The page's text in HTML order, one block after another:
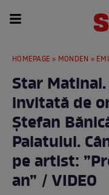
HOMEPAGE » MONDEN »
Star
invitată de
Ștefan
Palatului.
pe artist:
an” / VIDEO